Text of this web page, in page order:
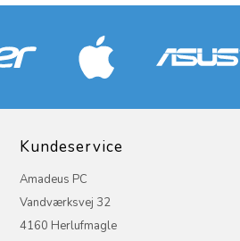
Kundeservice
Amadeus PC
Vandværksvej 32
4160 Herlufmagle